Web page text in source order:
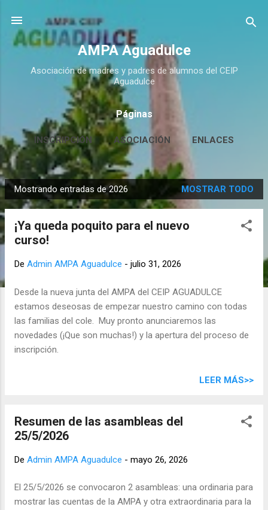
Ir al contenido principal
AMPA Aguadulce
Asociación de madres y padres de alumnos del CEIP
Aguadulce
Páginas
INSCRIPCIÓN ASOCIACIÓN ENLACES
CONTACTO MÁS… HUERTO ESCOLAR
E
n
Mostrando entradas de 2026 MOSTRAR TODO
¡Ya queda poquito para el nuevo
curso!
De Admin AMPA Aguadulce - julio 31, 2026
Desde la nueva junta del AMPA del CEIP AGUADULCE
estamos deseosas de empezar nuestro camino con todas
las familias del cole. Muy pronto anunciaremos las
novedades (¡Que son muchas!) y la apertura del proceso de
inscripción.
LEER MÁS>>
Resumen de las asambleas del
25/5/2026
De Admin AMPA Aguadulce - mayo 26, 2026
El 25/5/2026 se convocaron 2 asambleas: una ordinaria para
mostrar las cuentas de la AMPA y otra extraordinaria para la